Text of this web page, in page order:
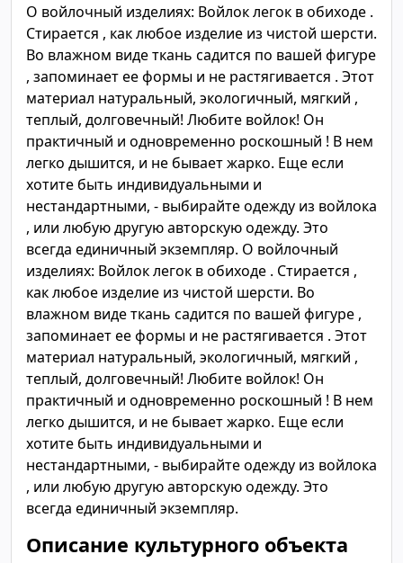
О войлочный изделиях: Войлок легок в обиходе .
Стирается , как любое изделие из чистой шерсти.
Во влажном виде ткань садится по вашей фигуре
, запоминает ее формы и не растягивается . Этот
материал натуральный, экологичный, мягкий ,
теплый, долговечный! Любите войлок! Он
практичный и одновременно роскошный ! В нем
легко дышится, и не бывает жарко. Еще если
хотите быть индивидуальными и
нестандартными, - выбирайте одежду из войлока
, или любую другую авторскую одежду. Это
всегда единичный экземпляр. О войлочный
изделиях: Войлок легок в обиходе . Стирается ,
как любое изделие из чистой шерсти. Во
влажном виде ткань садится по вашей фигуре ,
запоминает ее формы и не растягивается . Этот
материал натуральный, экологичный, мягкий ,
теплый, долговечный! Любите войлок! Он
практичный и одновременно роскошный ! В нем
легко дышится, и не бывает жарко. Еще если
хотите быть индивидуальными и
нестандартными, - выбирайте одежду из войлока
, или любую другую авторскую одежду. Это
всегда единичный экземпляр.
Описание культурного объекта